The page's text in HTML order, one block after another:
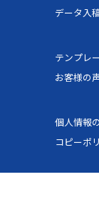
データ入
テンプレ
お客様の
個人情報
コピーポ